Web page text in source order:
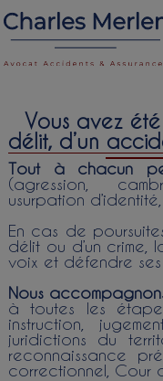
Vous avez été
délit, d’un
Tout à chacun
(agression,
usurpation
En cas de
délit ou d’un crime,
voix et défendre
Nous
à toutes les
instruction,
juridictions du
reconnaissance
correctionnel, Cour